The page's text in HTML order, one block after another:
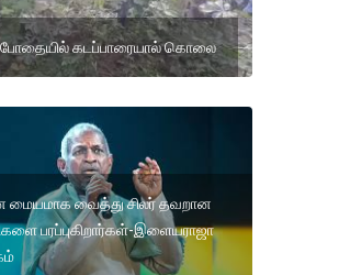
கடப்பாரையால் கொலை
வைத்து சிலர் தவறான
பரப்புகிறார்கள்-இளையராஜா